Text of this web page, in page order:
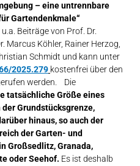
– eine untrennbare
Gartendenkmale“
Beiträge von Prof. Dr.
Marcus Köhler, Rainer Herzog,
Schmidt und kann unter
2025.279 kostenfrei über den
werden. Die
tatsächliche Größe eines
Grundstücksgrenze,
hinaus, so auch der
der Garten- und
Großsedlitz, Granada,
oder Seehof. Es ist deshalb